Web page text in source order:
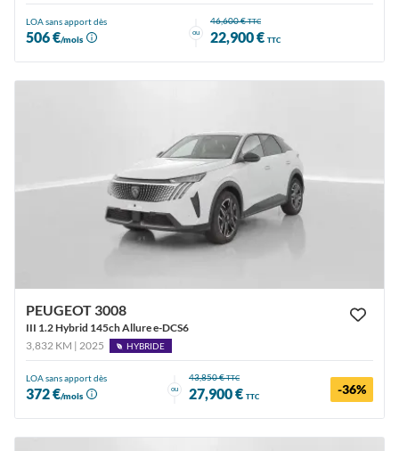
LOA sans apport dès
506 €/mois
ou
46,600 €TTC
22,900 € TTC
PEUGEOT 3008
III 1.2 Hybrid 145ch Allure e-DCS6
3,832 KM | 2025
HYBRIDE
LOA sans apport dès
372 €/mois
ou
43,850 €TTC
27,900 € TTC -36%